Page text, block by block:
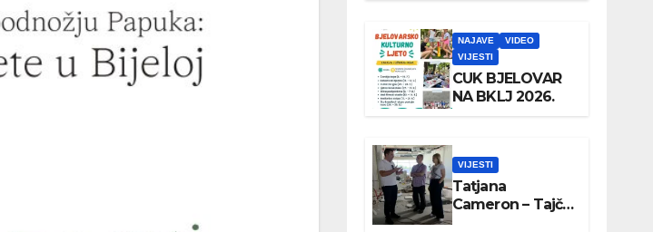
NAJAVE
VIDEO
VIJESTI
CUK BJELOVAR
NA BKLJ 2026.
VIJESTI
Tatjana
Cameron – Tajči
posjetila